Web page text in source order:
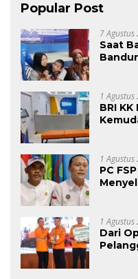
Popular Post
7 Agustus
Saat
Warga
1
BRI
1
PC
1
Dari